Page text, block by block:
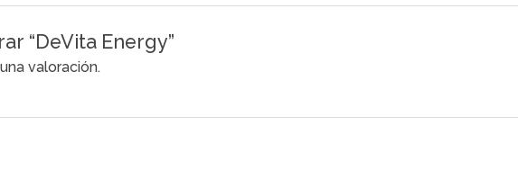
“DeVita Energy”
valoración.